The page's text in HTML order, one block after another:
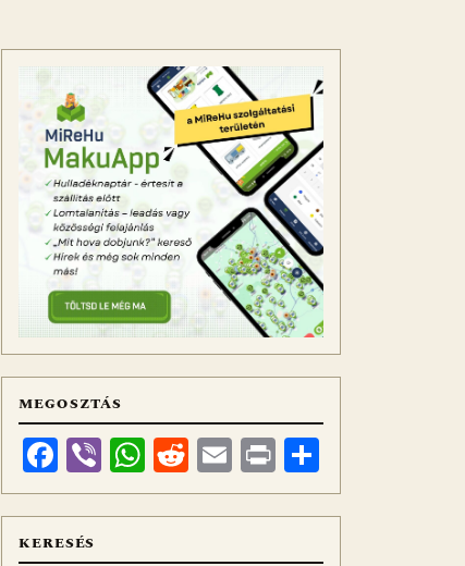
MEGOSZTÁS
Facebook
ViberWhatsApp
Reddit
Email
Print
meg
KERESÉS